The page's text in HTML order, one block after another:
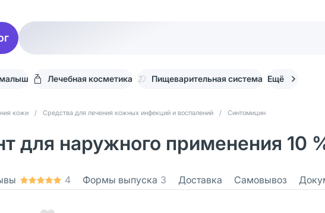
Лечебная косметика Пищеварительная система Ещё
кожи / Средства для лечения кожных инфекций и воспалений / Синтомицин
для наружного применения 10
4 Формы выпуска 3 Доставка Самовывоз